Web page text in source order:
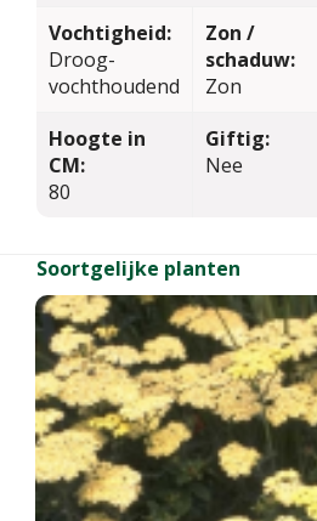
Vochtigheid:
Droog-
vochthoudend
Zon /
schaduw:
Zon
Hoogte in
CM:
80
Giftig:
Nee
Soortgelijke planten